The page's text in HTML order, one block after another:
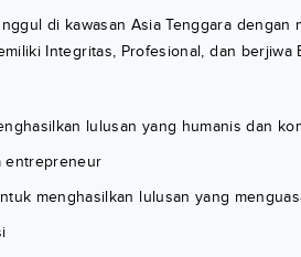
di kawasan Asia Tenggara dengan
Integritas, Profesional, dan berjiwa
lulusan yang humanis dan
entrepreneur
menghasilkan lulusan yang